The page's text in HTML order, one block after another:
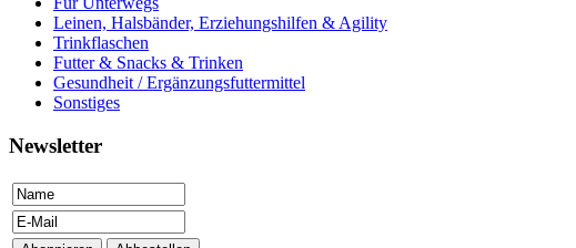
Leinen, Halsbänder, Erziehungshilfen & Agility
Trinkflaschen
Futter & Snacks & Trinken
Gesundheit / Ergänzungsfuttermittel
Sonstiges
Newsletter